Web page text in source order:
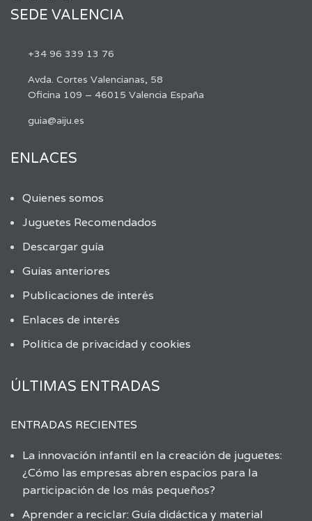
SEDE VALENCIA
+34 96 339 13 76
Avda. Cortes Valencianas, 58
Oficina 109 – 46015 Valencia España
guia@aiju.es
ENLACES
Quienes somos
Juguetes Recomendados
Descargar guía
Guías anteriores
Publicaciones de interés
Enlaces de interés
Política de privacidad y cookies
ÚLTIMAS ENTRADAS
ENTRADAS RECIENTES
La innovación infantil en la creación de juguetes:
¿Cómo las empresas abren espacios para la
participación de los más pequeños?
Aprender a reciclar: Guía didáctica y material